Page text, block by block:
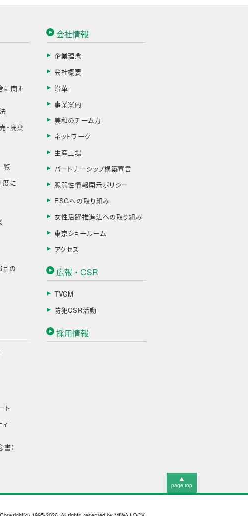
に関す
・廃棄
覧
度に
の
ト
）
会社情報
企業理念
会社概要
沿革
事業案内
美和のチーム力
ネットワーク
生産工場
パートナーシップ構築宣言
脆弱性情報開示ポリシー
ESGへの取り組み
女性活躍推進法への取り組み
東京ショールーム
アクセス
広報・CSR
TVCM
防犯CSR活動
採用情報
▲
page top